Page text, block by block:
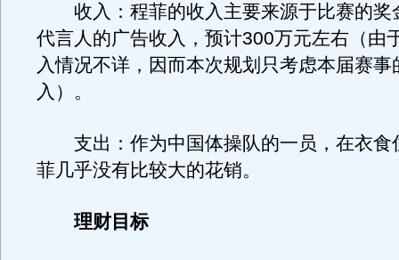
收入：程菲的收入主要来源于比赛的奖
代言人的广告收入，预计300万元左右（由
入情况不详，因而本次规划只考虑本届赛事
入）。
支出：作为中国体操队的一员，在衣食
菲几乎没有比较大的花销。
理财目标